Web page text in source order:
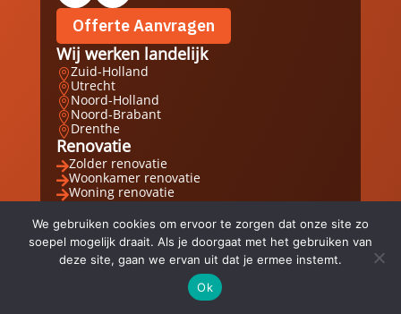
Offerte Aanvragen
Wij werken landelijk
Zuid-Holland
Utrecht
Noord-Holland
Noord-Brabant
Drenthe
Renovatie
Zolder renovatie
Woonkamer renovatie
Woning renovatie
Waterschade renovatie
Wand renovatie
 VvE renovatie
Handige links
Portfolio
Algemene voorwaarden

Whatsapp
We gebruiken cookies om ervoor te zorgen dat onze site zo
soepel mogelijk draait. Als je doorgaat met het gebruiken van
deze site, gaan we ervan uit dat je ermee instemt.
Ok